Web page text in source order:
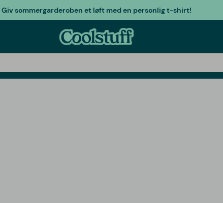
Giv sommergarderoben et løft med en personlig t-shirt!